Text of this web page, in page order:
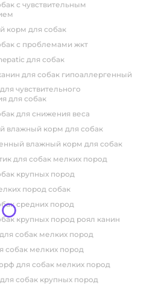
корм для собак
с проблемами жкт
для собак
для собак гипоаллергенный
для собак
для снижения веса
влажный корм для собак
влажный корм для собак
для собак мелких пород
крупных пород
пород собак
средних пород
крупных пород роял канин
для собак мелких пород
собак мелких пород
для собак мелких пород
для собак крупных пород